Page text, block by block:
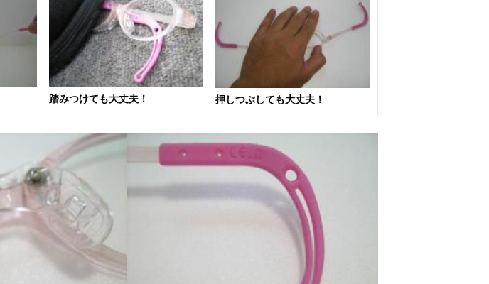
踏みつけても大丈夫！ 押しつぶしても大丈夫！